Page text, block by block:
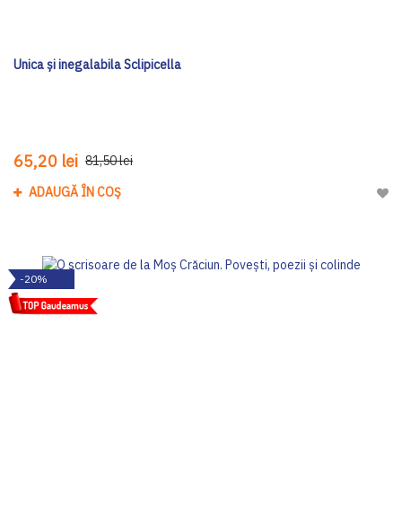
Unica și inegalabila Sclipicella
65,20 lei 81,50 lei
ADAUGĂ ÎN COȘ
-20%